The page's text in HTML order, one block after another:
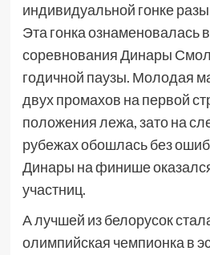
индивидуальной гонке
Эта гонка ознаменовалась
соревнования Динары
годичной паузы. Молодая
двух промахов на первой
положения лежа, зато на
рубежах обошлась без
Динары на финише
участниц.
А лучшей из белорусок
олимпийская чемпионка в